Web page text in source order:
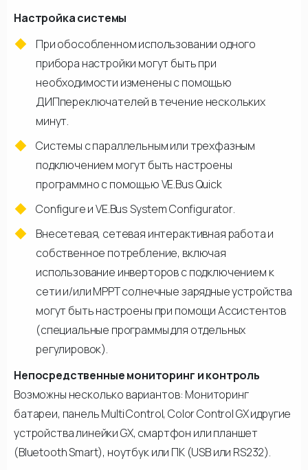
Настройка системы
При обособленном использовании одного
прибора настройки могут быть при
необходимости изменены с помощью
ДИПпереключателей в течение нескольких
минут.
Системы с параллельным или трехфазным
подключением могут быть настроены
программно с помощью VE.Bus Quick
Configure и VE.Bus System Configurator.
Внесетевая, сетевая интерактивная работа и
собственное потребление, включая
использование инверторов с подключением к
сети и/или МРРТ солнечные зарядные устройства
могут быть настроены при помощи Ассистентов
(специальные программы для отдельных
регулировок).
Непосредственные мониторинг и контроль
Возможны несколько вариантов: Мониторинг
батареи, панель Multi Control, Color Control GX идругие
устройства линейки GX, смартфон или планшет
(Bluetooth Smart), ноутбук или ПК (USB или RS232).